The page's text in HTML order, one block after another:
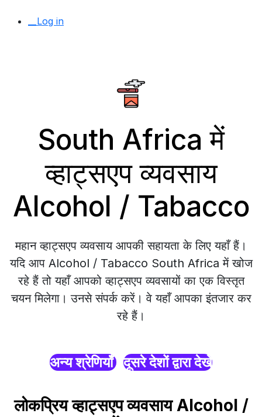
__Log in
South Africa में
व्हाट्सएप व्यवसाय
Alcohol / Tabacco
महान व्हाट्सएप व्यवसाय आपकी सहायता के लिए यहाँ हैं।
यदि आप Alcohol / Tabacco South Africa में खोज
रहे हैं तो यहाँ आपको व्हाट्सएप व्यवसायों का एक विस्तृत
चयन मिलेगा। उनसे संपर्क करें। वे यहाँ आपका इंतजार कर
रहे हैं।
अन्य श्रेणियाँ दूसरे देशों द्वारा देखें
लोकप्रिय व्हाट्सएप व्यवसाय Alcohol /